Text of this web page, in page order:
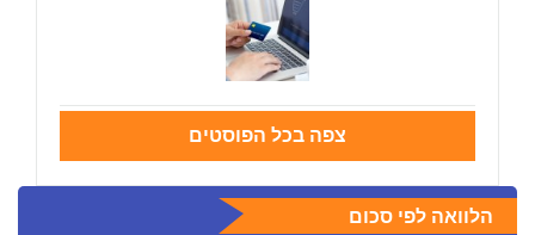
צפה בכל הפוסטים
הלוואה לפי סכום